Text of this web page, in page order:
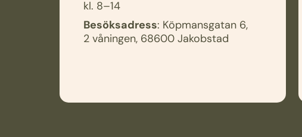
kl. 8–14
Besöksadress: Köpmansgatan 6,
2 våningen, 68600 Jakobstad